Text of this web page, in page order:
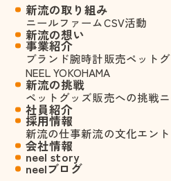
新流の取り組み
ニールファームCSV活動
新流の想い
事業紹介
ブランド腕時計販売ペット
NEEL YOKOHAMA
新流の挑戦
ペットグッズ販売への挑戦
社員紹介
採用情報
新流の仕事新流の文化エン
会社情報
neel story
neelブログ